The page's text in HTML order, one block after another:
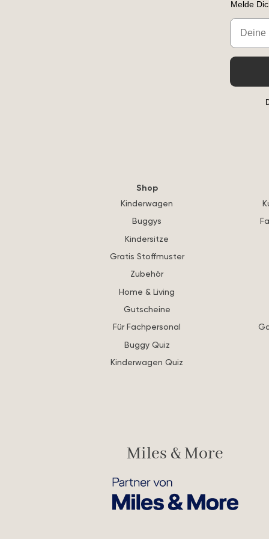
Melde
Email
Shop
Kinderwagen
Buggys
Kindersitze
Gratis Stoffmuster
Zubehör
Home & Living
Gutscheine
Für Fachpersonal
Buggy Quiz
Kinderwagen Quiz
Miles & More